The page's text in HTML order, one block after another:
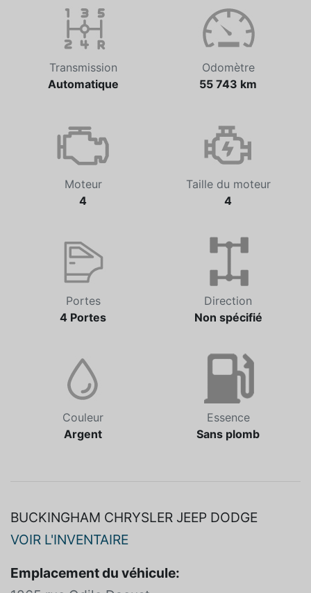
Transmission
Automatique
Odomètre
55 743 km
Moteur
4
Taille du moteur
4
Portes
4 Portes
Direction
Non spécifié
Couleur
Argent
Essence
Sans plomb
BUCKINGHAM CHRYSLER JEEP DODGE
VOIR L'INVENTAIRE
Emplacement du véhicule: